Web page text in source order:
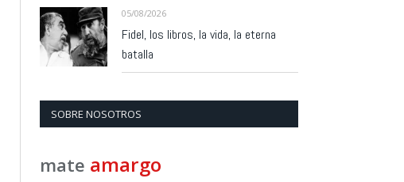
05/08/2026
Fidel, los libros, la vida, la eterna
batalla
SOBRE NOSOTROS
mate amargo